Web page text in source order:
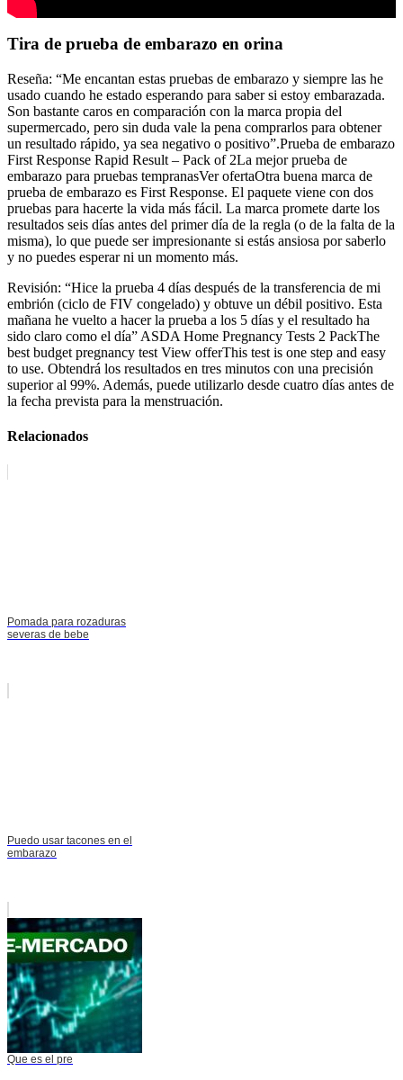
Tira de prueba de embarazo en orina
Reseña: “Me encantan estas pruebas de embarazo y siempre las he
usado cuando he estado esperando para saber si estoy embarazada.
Son bastante caros en comparación con la marca propia del
supermercado, pero sin duda vale la pena comprarlos para obtener
un resultado rápido, ya sea negativo o positivo”.Prueba de embarazo
First Response Rapid Result – Pack of 2La mejor prueba de
embarazo para pruebas tempranasVer ofertaOtra buena marca de
prueba de embarazo es First Response. El paquete viene con dos
pruebas para hacerte la vida más fácil. La marca promete darte los
resultados seis días antes del primer día de la regla (o de la falta de la
misma), lo que puede ser impresionante si estás ansiosa por saberlo
y no puedes esperar ni un momento más.
Revisión: “Hice la prueba 4 días después de la transferencia de mi
embrión (ciclo de FIV congelado) y obtuve un débil positivo. Esta
mañana he vuelto a hacer la prueba a los 5 días y el resultado ha
sido claro como el día” ASDA Home Pregnancy Tests 2 PackThe
best budget pregnancy test View offerThis test is one step and easy
to use. Obtendrá los resultados en tres minutos con una precisión
superior al 99%. Además, puede utilizarlo desde cuatro días antes de
la fecha prevista para la menstruación.
Relacionados
Pomada para rozaduras
severas de bebe
Puedo usar tacones en el
embarazo
Que es el pre